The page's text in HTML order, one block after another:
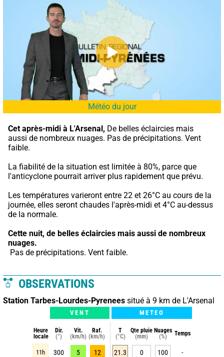
Météo du jour
Cet après-midi à L'Arsenal, De belles éclaircies mais
aussi de nombreux nuages. Pas de précipitations. Vent
faible.
La fiabilité de la situation est limitée à 80%, parce que
l'anticyclone pourrait arriver plus rapidement que prévu.
Les températures varieront entre 22 et 26°C au cours de la
journée, elles seront chaudes l'après-midi et 4°C au-dessus
de la normale.
Cette nuit, de belles éclaircies mais aussi de nombreux
nuages.
Pas de précipitations. Vent faible.
OBSERVATIONS
Station Tarbes-Lourdes-Pyrenees situé à 9 km de L'Arsenal
VENT METEO
Heure
locale
Dir.
(°)
Vit.
(km/h)
Raf.
(km/h)
T
(°C)
Qte pluie
(mm)
Nuages
(%)
Temps
11h 300 5 12 21.3 0 100 -